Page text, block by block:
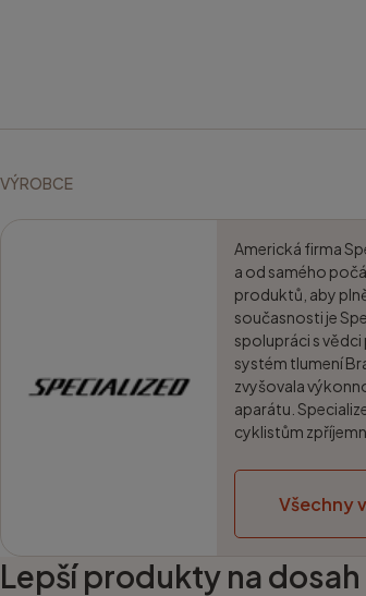
VÝROBCE
Americká firma
a od samého
produktů, aby
současnosti je
spolupráci s
systém tlumení
zvyšovala
aparátu.
cyklistům
Všechny
Lepší produkty na dosah